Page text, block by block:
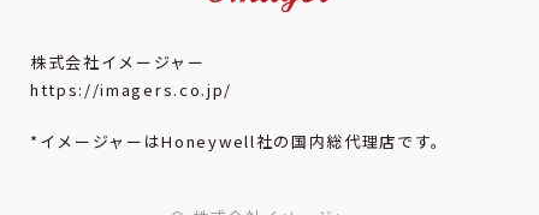
株式会社イメージャー
https://imagers.co.jp/
*イメージャーはHoneywell社の国内総代理店です。